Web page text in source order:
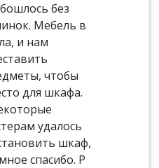
без
Мебель в
и нам
чтобы
для шкафа.
удалось
шкаф,
спасибо. Р